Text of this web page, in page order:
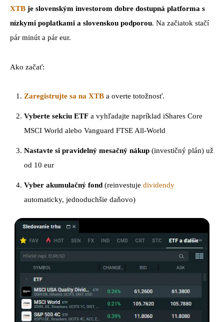
XTB je slovenským investorom dobre dostupná platforma s
nízkymi poplatkami a slovenskou podporou. Na začiatok stačí
pár minút a pár eur.
Ako začať:
Zaregistrujte sa na XTB a overte totožnosť.
Vyberte sekciu ETF a vyhľadajte napríklad iShares Core
MSCI World alebo Vanguard FTSE All-World
Nastavte si pravidelný mesačný nákup (investičný plán) už
od 10 eur
Vyber akumulačný fond (reinvestuje dividendy
automaticky, jednoduchšie daňovo)